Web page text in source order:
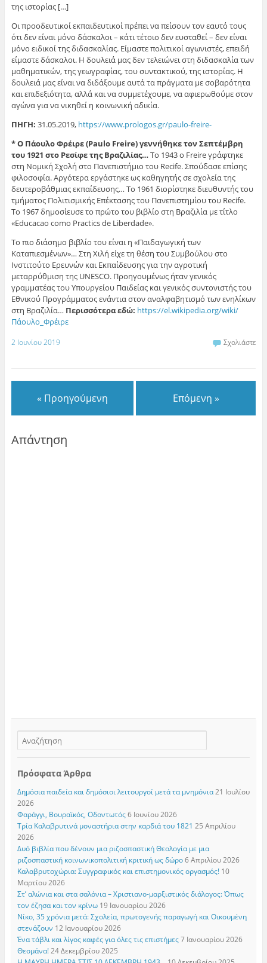
της ιστορίας […]
Οι προοδευτικοί εκπαιδευτικοί πρέπει να πείσουν τον εαυτό τους
ότι δεν είναι μόνο δάσκαλοι – κάτι τέτοιο δεν ευσταθεί – δεν είναι
μόνο ειδικοί της διδασκαλίας. Είμαστε πολιτικοί αγωνιστές, επειδή
είμαστε δάσκαλοι. Η δουλειά μας δεν τελειώνει στη διδασκαλία των
μαθηματικών, της γεωγραφίας, του συντακτικού, της ιστορίας. Η
δουλειά μας είναι να διδάξουμε αυτά τα πράγματα με σοβαρότητα
και επιδεξιότητα, αλλά και να συμμετέχουμε, να αφιερωθούμε στον
αγώνα για να νικηθεί η κοινωνική αδικία.
ΠΗΓΗ: 31.05.2019, https://www.prologos.gr/paulo-freire-
* Ο Πάουλο Φρέιρε (Paulo Freire) γεννήθηκε τον Σεπτέμβρη
του 1921 στο Ρεσίφε της Βραζιλίας…Το 1943 ο Freire γράφτηκε
στη Νομική Σχολή στο Πανεπιστήμιο του Recife. Σπούδασε επίσης
φιλοσοφία. Αργότερα εργάστηκε ως καθηγητής σε σχολεία της
δευτεροβάθμιας εκπαίδευσης… Το 1961 διορίστηκε διευθυντής του
τμήματος Πολιτισμικής Επέκτασης του Πανεπιστημίου του Recife.
Το 1967 δημοσίευσε το πρώτο του βιβλίο στη Βραζιλία με τίτλο
«Educacao como Practics de Liberdade».
Το πιο διάσημο βιβλίο του είναι η «Παιδαγωγική των
Καταπιεσμένων»… Στη Χιλή είχε τη θέση του Συμβούλου στο
Ινστιτούτο Ερευνών και Εκπαίδευσης για την αγροτική
μεταρρύθμιση της UNESCO. Προηγουμένως ήταν γενικός
γραμματέας του Υπουργείου Παιδείας και γενικός συντονιστής του
Εθνικού Προγράμματος ενάντια στον αναλφαβητισμό των ενηλίκων
στη Βραζιλία… Περισσότερα εδώ: https://el.wikipedia.org/wiki/
Πάουλο_Φρέιρε
2 Ιουνίου 2019 Σχολιάστε
« Προηγούμενη Επόμενη »
Απάντηση
Πρόσφατα Άρθρα
Δημόσια παιδεία και δημόσιοι λειτουργοί μετά τα μνημόνια 21 Ιουλίου
2026
Φαράγγι, Βουραϊκός, Οδοντωτός 6 Ιουνίου 2026
Τρία Καλαβρυτινά μοναστήρια στην καρδιά του 1821 25 Απριλίου
2026
Δυό βιβλία που δένουν μια ριζοσπαστική Θεολογία με μια
ριζοσπαστική κοινωνικοπολιτική κριτική ως δώρο 6 Απριλίου 2026
Καλαβρυτοχώρια: Συγγραφικός και επιστημονικός οργασμός! 10
Μαρτίου 2026
Στ’ αλώνια και στα σαλόνια – Χριστιανο-μαρξιστικός διάλογος: Όπως
τον έζησα και τον κρίνω 19 Ιανουαρίου 2026
Νίκο, 35 χρόνια μετά: Σχολεία, πρωτογενής παραγωγή και Οικουμένη
στενάζουν 12 Ιανουαρίου 2026
Ένα τάβλι και λίγος καφές για όλες τις επιστήμες 7 Ιανουαρίου 2026
Θεομάνα! 24 Δεκεμβρίου 2025